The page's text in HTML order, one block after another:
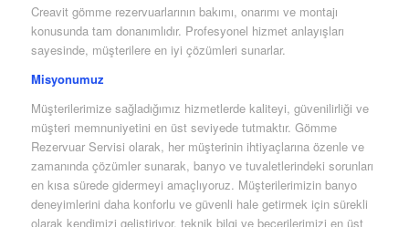
Creavit gömme rezervuarlarının bakımı, onarımı ve montajı
konusunda tam donanımlıdır. Profesyonel hizmet anlayışları
sayesinde, müşterilere en iyi çözümleri sunarlar.
Misyonumuz
Müşterilerimize sağladığımız hizmetlerde kaliteyi, güvenilirliği ve
müşteri memnuniyetini en üst seviyede tutmaktır. Gömme
Rezervuar Servisi olarak, her müşterinin ihtiyaçlarına özenle ve
zamanında çözümler sunarak, banyo ve tuvaletlerindeki sorunları
en kısa sürede gidermeyi amaçlıyoruz. Müşterilerimizin banyo
deneyimlerini daha konforlu ve güvenli hale getirmek için sürekli
olarak kendimizi geliştiriyor, teknik bilgi ve becerilerimizi en üst